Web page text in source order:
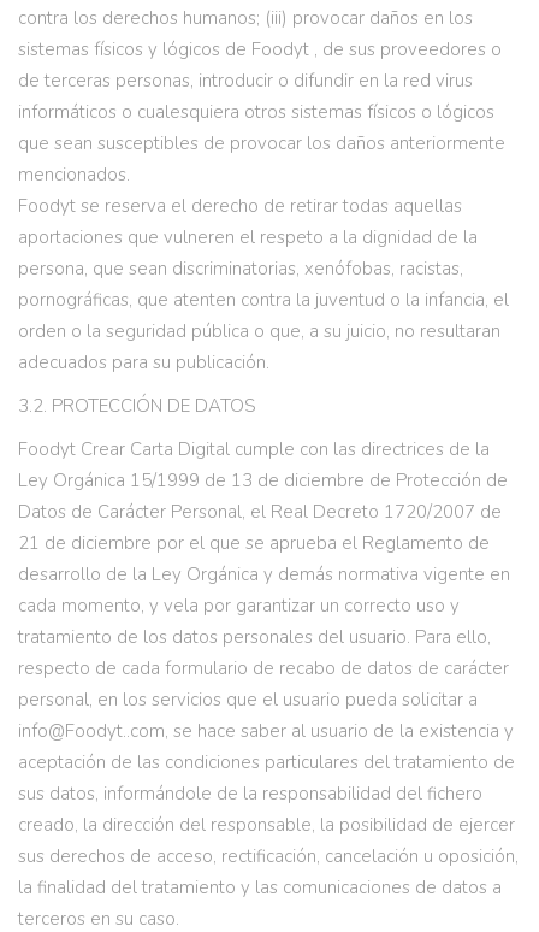
contra los derechos humanos; (iii) provocar daños en los
sistemas físicos y lógicos de Foodyt , de sus proveedores o
de terceras personas, introducir o difundir en la red virus
informáticos o cualesquiera otros sistemas físicos o lógicos
que sean susceptibles de provocar los daños anteriormente
mencionados.
Foodyt se reserva el derecho de retirar todas aquellas
aportaciones que vulneren el respeto a la dignidad de la
persona, que sean discriminatorias, xenófobas, racistas,
pornográficas, que atenten contra la juventud o la infancia, el
orden o la seguridad pública o que, a su juicio, no resultaran
adecuados para su publicación.
3.2. PROTECCIÓN DE DATOS
Foodyt Crear Carta Digital cumple con las directrices de la
Ley Orgánica 15/1999 de 13 de diciembre de Protección de
Datos de Carácter Personal, el Real Decreto 1720/2007 de
21 de diciembre por el que se aprueba el Reglamento de
desarrollo de la Ley Orgánica y demás normativa vigente en
cada momento, y vela por garantizar un correcto uso y
tratamiento de los datos personales del usuario. Para ello,
respecto de cada formulario de recabo de datos de carácter
personal, en los servicios que el usuario pueda solicitar a
info@Foodyt..com, se hace saber al usuario de la existencia y
aceptación de las condiciones particulares del tratamiento de
sus datos, informándole de la responsabilidad del fichero
creado, la dirección del responsable, la posibilidad de ejercer
sus derechos de acceso, rectificación, cancelación u oposición,
la finalidad del tratamiento y las comunicaciones de datos a
terceros en su caso.